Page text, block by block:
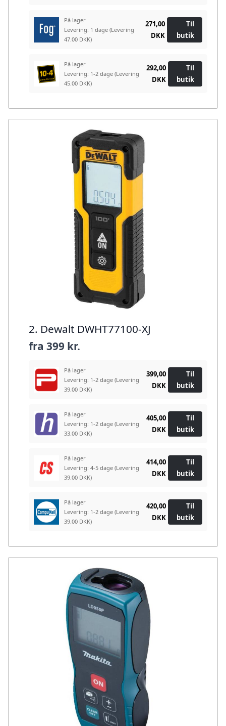
På lager
Levering: 1 dage (Levering
47.00 DKK)
271,00
DKK
Til
butik
På lager
Levering: 1-2 dage (Levering
45.00 DKK)
292,00
DKK
Til
butik
2. Dewalt DWHT77100-XJ
fra 399 kr.
På lager
Levering: 1-2 dage (Levering
39.00 DKK)
399,00
DKK
Til
butik
På lager
Levering: 1-2 dage (Levering
33.00 DKK)
405,00
DKK
Til
butik
På lager
Levering: 4-5 dage (Levering
39.00 DKK)
414,00
DKK
Til
butik
På lager
Levering: 1-2 dage (Levering
39.00 DKK)
420,00
DKK
Til
butik